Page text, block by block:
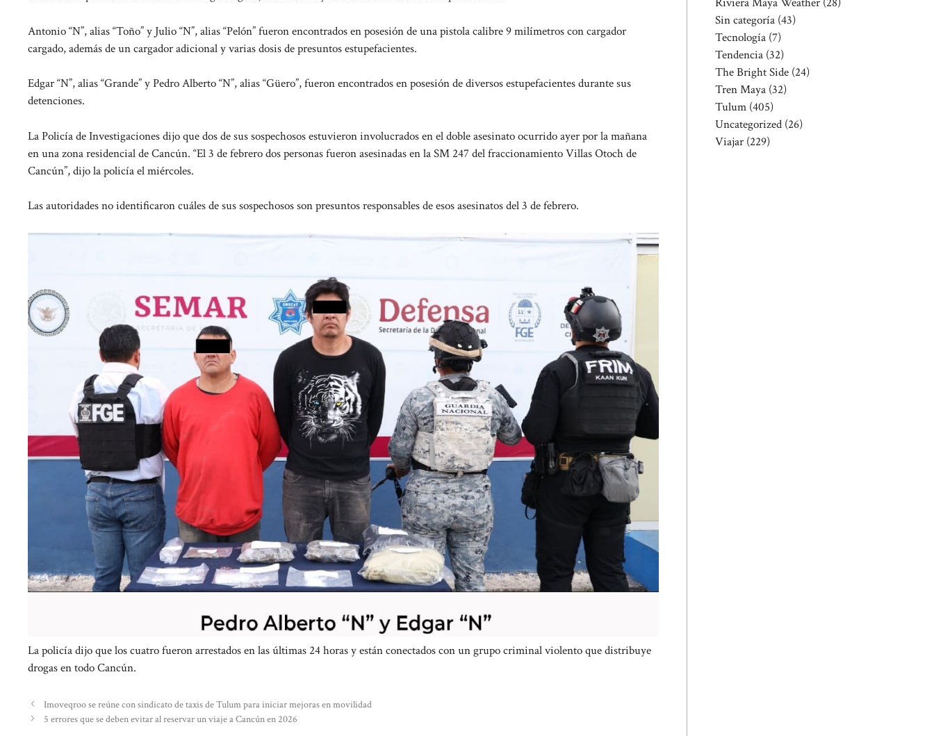
Antonio “N”, alias “Toño” y Julio “N”, alias “Pelón” fueron encontrados en posesión de una pistola calibre 9 milímetros con cargador
cargado, además de un cargador adicional y varias dosis de presuntos estupefacientes.
Edgar “N”, alias “Grande” y Pedro Alberto “N”, alias “Güero”, fueron encontrados en posesión de diversos estupefacientes durante sus
detenciones.
La Policía de Investigaciones dijo que dos de sus sospechosos estuvieron involucrados en el doble asesinato ocurrido ayer por la mañana
en una zona residencial de Cancún. “El 3 de febrero dos personas fueron asesinadas en la SM 247 del fraccionamiento Villas Otoch de
Cancún”, dijo la policía el miércoles.
Las autoridades no identificaron cuáles de sus sospechosos son presuntos responsables de esos asesinatos del 3 de febrero.
La policía dijo que los cuatro fueron arrestados en las últimas 24 horas y están conectados con un grupo criminal violento que distribuye
drogas en todo Cancún.
Imoveqroo se reúne con sindicato de taxis de Tulum para iniciar mejoras en movilidad
5 errores que se deben evitar al reservar un viaje a Cancún en 2026
Sin categoría (43)
Tecnología (7)
Tendencia (32)
The Bright Side (24)
Tren Maya (32)
Tulum (405)
Uncategorized (26)
Viajar (229)